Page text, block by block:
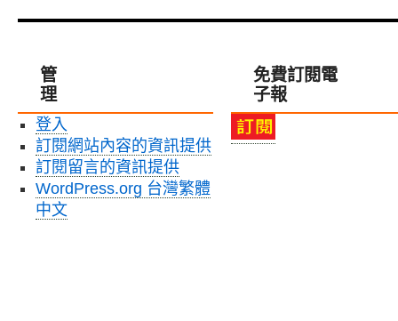
管
理
登入
訂閱網站內容的資訊提供
訂閱留言的資訊提供
WordPress.org 台灣繁體
中文
免費訂閱電
子報